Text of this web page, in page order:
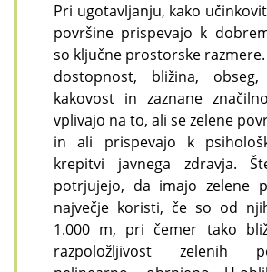
Pri ugotavljanju, kako
površine prispevajo k
so ključne prostorske
dostopnost, bližina, obseg,
kakovost in zaznane
vplivajo na to, ali se zelene
in ali prispevajo k
krepitvi javnega zdravja.
potrjujejo, da imajo zelene
največje koristi, če so od
1.000 m, pri čemer tako
razpoložljivost zelenih